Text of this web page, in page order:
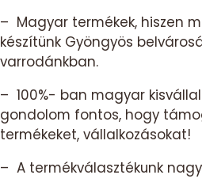
– Magyar termékek, hiszen
készítünk Gyöngyös
varrodánkban.
– 100%- ban magyar
gondolom fontos, hogy
termékeket, vállalkozásokat!
– A termékválasztékunk